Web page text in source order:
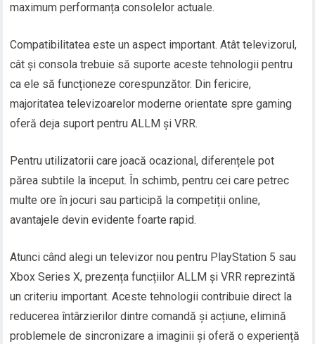
maximum performanța consolelor actuale.
Compatibilitatea este un aspect important. Atât televizorul,
cât și consola trebuie să suporte aceste tehnologii pentru
ca ele să funcționeze corespunzător. Din fericire,
majoritatea televizoarelor moderne orientate spre gaming
oferă deja suport pentru ALLM și VRR.
Pentru utilizatorii care joacă ocazional, diferențele pot
părea subtile la început. În schimb, pentru cei care petrec
multe ore în jocuri sau participă la competiții online,
avantajele devin evidente foarte rapid.
Atunci când alegi un televizor nou pentru PlayStation 5 sau
Xbox Series X, prezența funcțiilor ALLM și VRR reprezintă
un criteriu important. Aceste tehnologii contribuie direct la
reducerea întârzierilor dintre comandă și acțiune, elimină
problemele de sincronizare a imaginii și oferă o experiență